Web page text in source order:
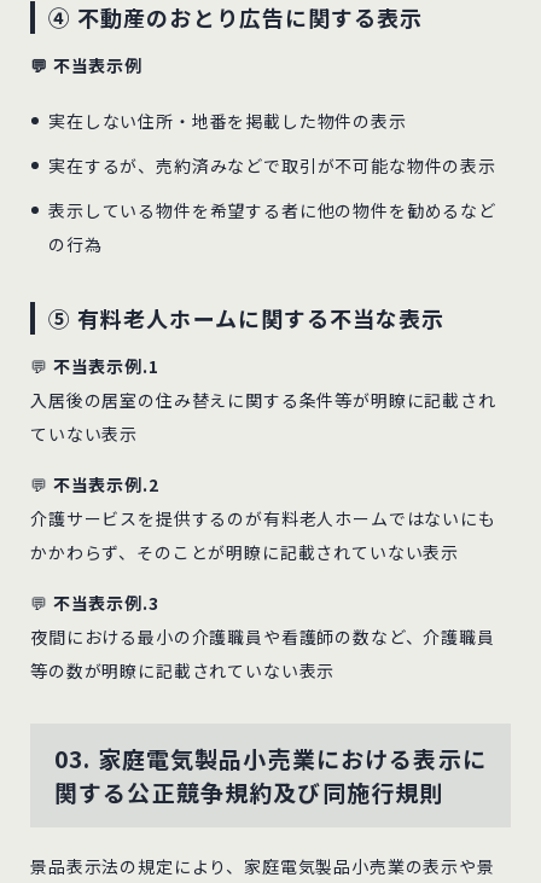
④ 不動産のおとり広告に関する表示
💬 不当表示例
実在しない住所・地番を掲載した物件の表示
実在するが、売約済みなどで取引が不可能な物件の表示
表示している物件を希望する者に他の物件を勧めるなど
の行為
⑤ 有料老人ホームに関する不当な表示
💬 不当表示例.1
入居後の居室の住み替えに関する条件等が明瞭に記載され
ていない表示
💬 不当表示例.2
介護サービスを提供するのが有料老人ホームではないにも
かかわらず、そのことが明瞭に記載されていない表示
💬 不当表示例.3
夜間における最小の介護職員や看護師の数など、介護職員
等の数が明瞭に記載されていない表示
03. 家庭電気製品小売業における表示に
関する公正競争規約及び同施行規則
景品表示法の規定により、家庭電気製品小売業の表示や景